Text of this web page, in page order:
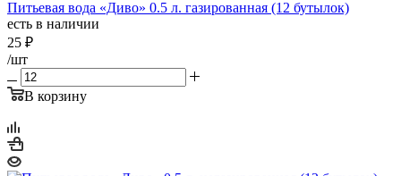
Питьевая вода «Диво» 0.5 л. газированная (12 бутылок)
есть в наличии
25 ₽
/шт
В корзину